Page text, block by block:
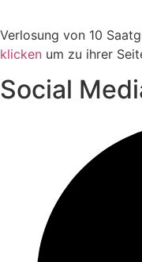
Ver­lo­sung von 10
kli­cken um zu ihrer
Social